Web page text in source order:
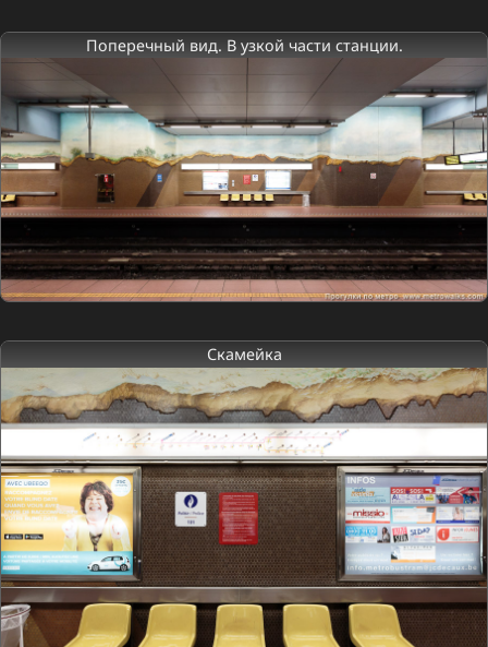
Поперечный вид. В узкой части станции.
Скамейка